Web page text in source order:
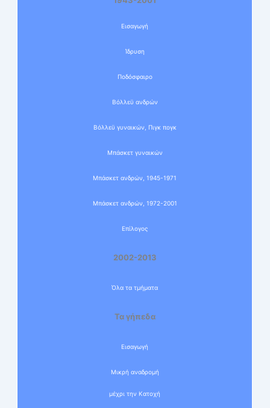
Εισαγωγή
Ίδρυση
Ποδόσφαιρο
Βόλλεϋ ανδρών
Βόλλεϋ γυναικών, Πιγκ πογκ
Μπάσκετ γυναικών
Μπάσκετ ανδρών, 1945-1971
Μπάσκετ ανδρών, 1972-2001
Επίλογος
2002-2013
Όλα τα τμήματα
Τα γήπεδα
Εισαγωγή
Μικρή αναδρομή
μέχρι την Κατοχή